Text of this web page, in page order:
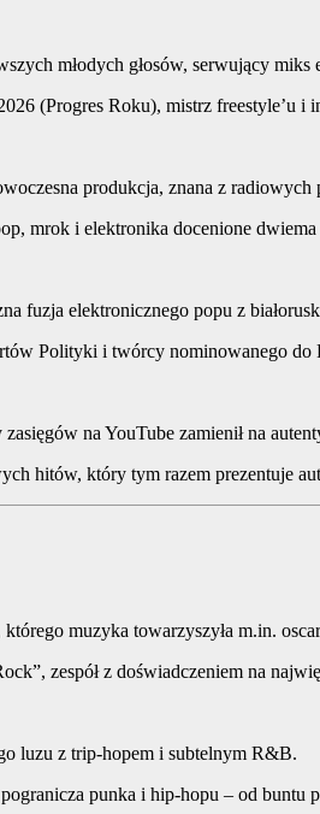
młodych głosów, serwujący
(Progres Roku), mistrz freestyle’u i
produkcja, znana z radiowych
mrok i elektronika docenione
fuzja elektronicznego popu z
Polityki i twórcy nominowanego
na YouTube zamienił na
hitów, który tym razem prezentuje
muzyka towarzyszyła m.in.
zespół z doświadczeniem na
luzu z trip-hopem i subtelnym R&B.
punka i hip-hopu – od buntu